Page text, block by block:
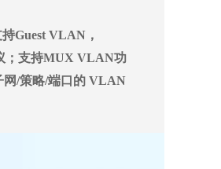
Guest VLAN，
支持MUX VLAN功
网/策略/端口的 VLAN